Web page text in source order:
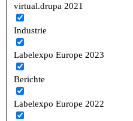
virtual.drupa 2021
Industrie
Labelexpo Europe 2023
Berichte
Labelexpo Europe 2022